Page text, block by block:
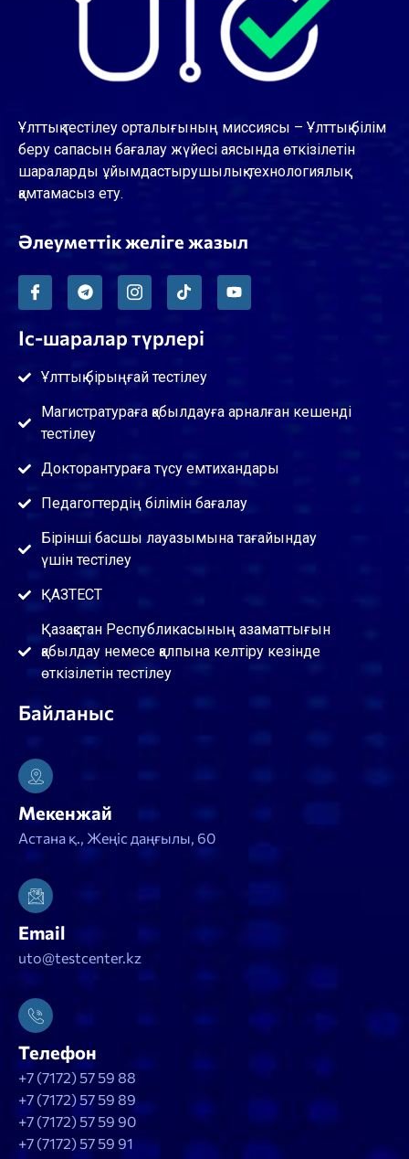
Ұлттық тестілеу орталығының миссиясы – Ұлттық білім
беру сапасын бағалау жүйесі аясында өткізілетін
шараларды ұйымдастырушылық-технологиялық
қамтамасыз ету.
Әлеуметтік желіге жазыл
Іс-шаралар түрлері
Ұлттық бірыңғай тестілеу
Магистратураға қабылдауға арналған кешенді
тестілеу
Докторантураға түсу емтихандары
Педагогтердің білімін бағалау
Бірінші басшы лауазымына тағайындау
үшін тестілеу
ҚАЗТЕСТ
Қазақстан Республикасының азаматтығын
қабылдау немесе қалпына келтіру кезінде
өткізілетін тестілеу
Байланыс
Мекенжай
Астана қ., Жеңіс даңғылы, 60
Email
uto@testcenter.kz
Телефон
+7 (7172) 57 59 88
+7 (7172) 57 59 89
+7 (7172) 57 59 90
+7 (7172) 57 59 91